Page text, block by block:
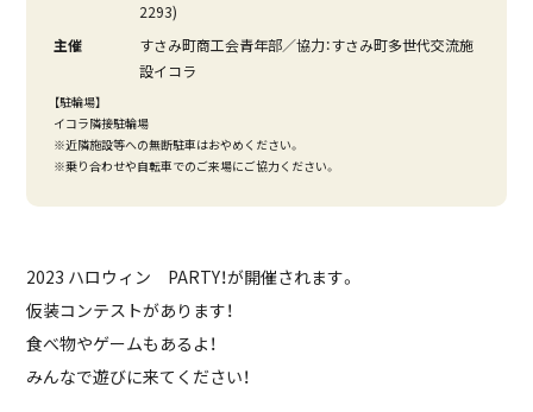
2293)
主催
すさみ町商工会青年部／協力：すさみ町多世代交流施
設イコラ
【駐輪場】
イコラ隣接駐輪場
※近隣施設等への無断駐車はおやめください。
※乗り合わせや自転車でのご来場にご協力ください。
2023 ハロウィン PARTY！が開催されます。
仮装コンテストがあります！
食べ物やゲームもあるよ！
みんなで遊びに来てください！